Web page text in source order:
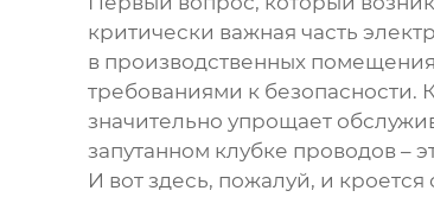
критически важная часть
в производственных
требованиями к безопасности.
значительно упрощает
запутанном клубке проводов –
И вот здесь, пожалуй, и